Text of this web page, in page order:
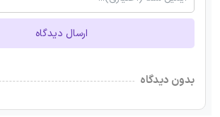
ارسال دیدگاه
بدون دیدگاه